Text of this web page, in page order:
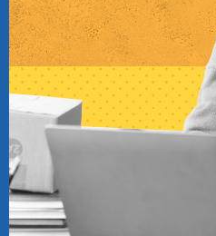
Trust Services
TeamSystem Corporate
TeamSystem Store